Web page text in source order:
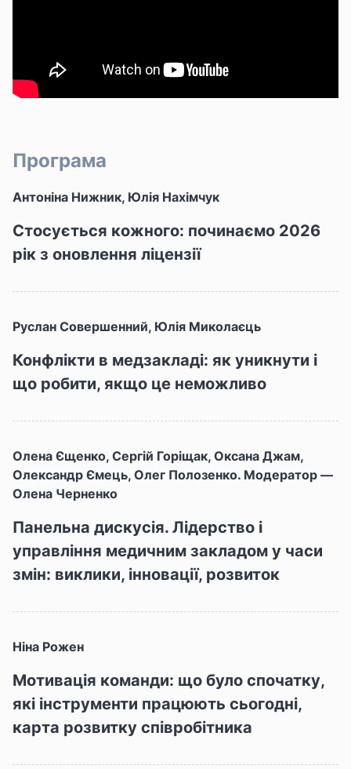
Програма
Антоніна Нижник, Юлія Нахімчук
Стосується кожного: починаємо 2026
рік з оновлення ліцензії
Руслан Совершенний, Юлія Миколаєць
Конфлікти в медзакладі: як уникнути і
що робити, якщо це неможливо
Олена Єщенко, Сергій Горіщак, Оксана Джам,
Олександр Ємець, Олег Полозенко. Модератор —
Олена Черненко
Панельна дискусія. Лідерство і
управління медичним закладом у часи
змін: виклики, інновації, розвиток
Ніна Рожен
Мотивація команди: що було спочатку,
які інструменти працюють сьогодні,
карта розвитку співробітника